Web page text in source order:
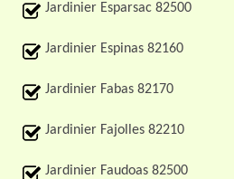
Jardinier Esparsac 82500
Jardinier Espinas 82160
Jardinier Fabas 82170
Jardinier Fajolles 82210
Jardinier Faudoas 82500